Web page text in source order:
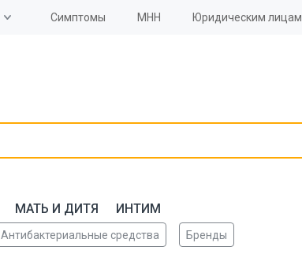
Симптомы МНН Юридическим лицам
МАТЬ И ДИТЯ ИНТИМ
Антибактериальные средства Бренды